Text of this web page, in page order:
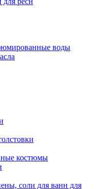
воды
костюмы
соли для ванн для